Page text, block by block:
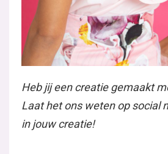
Heb jij een creatie gemaakt
Laat het ons weten op social
in jouw creatie!